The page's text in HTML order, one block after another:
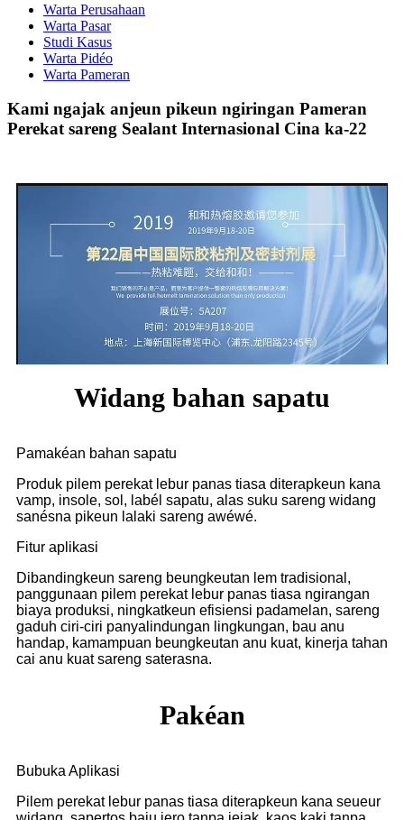
Warta Perusahaan
Warta Pasar
Studi Kasus
Warta Pidéo
Warta Pameran
Kami ngajak anjeun pikeun ngiringan Pameran
Perekat sareng Sealant Internasional Cina ka-22
Widang bahan sapatu
Pamakéan bahan sapatu
Produk pilem perekat lebur panas tiasa diterapkeun kana
vamp, insole, sol, labél sapatu, alas suku sareng widang
sanésna pikeun lalaki sareng awéwé.
Fitur aplikasi
Dibandingkeun sareng beungkeutan lem tradisional,
panggunaan pilem perekat lebur panas tiasa ngirangan
biaya produksi, ningkatkeun efisiensi padamelan, sareng
gaduh ciri-ciri panyalindungan lingkungan, bau anu
handap, kamampuan beungkeutan anu kuat, kinerja tahan
cai anu kuat sareng saterasna.
Pakéan
Bubuka Aplikasi
Pilem perekat lebur panas tiasa diterapkeun kana seueur